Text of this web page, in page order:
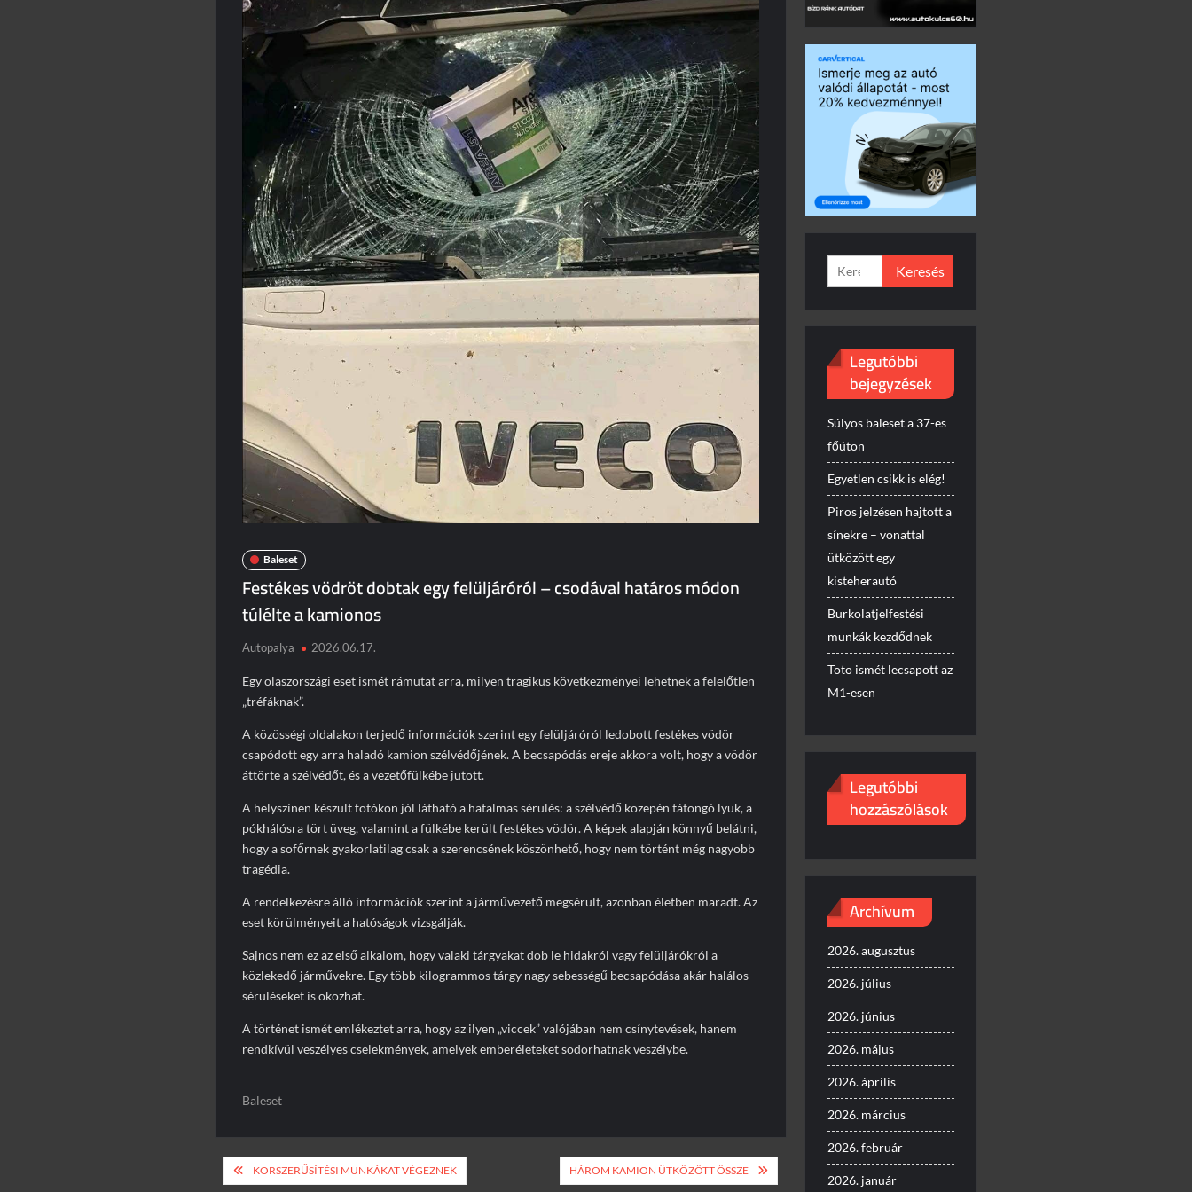
Baleset
Festékes vödröt dobtak egy felüljáróról – csodával határos módon
túlélte a kamionos
Autopalya 2026.06.17.
Egy olaszországi eset ismét rámutat arra, milyen tragikus következményei lehetnek a felelőtlen
„tréfáknak”.
A közösségi oldalakon terjedő információk szerint egy felüljáróról ledobott festékes vödör
csapódott egy arra haladó kamion szélvédőjének. A becsapódás ereje akkora volt, hogy a vödör
áttörte a szélvédőt, és a vezetőfülkébe jutott.
A helyszínen készült fotókon jól látható a hatalmas sérülés: a szélvédő közepén tátongó lyuk, a
pókhálósra tört üveg, valamint a fülkébe került festékes vödör. A képek alapján könnyű belátni,
hogy a sofőrnek gyakorlatilag csak a szerencsének köszönhető, hogy nem történt még nagyobb
tragédia.
A rendelkezésre álló információk szerint a járművezető megsérült, azonban életben maradt. Az
eset körülményeit a hatóságok vizsgálják.
Sajnos nem ez az első alkalom, hogy valaki tárgyakat dob le hidakról vagy felüljárókról a
közlekedő járművekre. Egy több kilogrammos tárgy nagy sebességű becsapódása akár halálos
sérüléseket is okozhat.
A történet ismét emlékeztet arra, hogy az ilyen „viccek” valójában nem csínytevések, hanem
rendkívül veszélyes cselekmények, amelyek emberéleteket sodorhatnak veszélybe.
Baleset
Bejegyzés
KORSZERŰSÍTÉSI MUNKÁKAT VÉGEZNEK HÁROM KAMION ÜTKÖZÖTT ÖSSZE
Keresés:
Legutóbbi
bejegyzések
Súlyos baleset a 37-es
főúton
Egyetlen csikk is elég!
Piros jelzésen hajtott a
sínekre – vonattal
ütközött egy
kisteherautó
Burkolatjelfestési
munkák kezdődnek
Toto ismét lecsapott az
M1-esen
Legutóbbi
hozzászólások
Archívum
2026. augusztus
2026. július
2026. június
2026. május
2026. április
2026. március
2026. február
2026. január